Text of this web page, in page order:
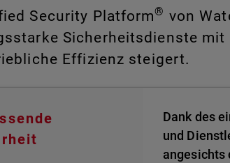
Security Platform® von
Sicherheitsdienste
Effizienz steigert.
Dank des
und
angesichts